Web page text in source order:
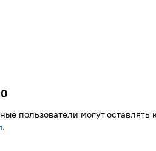
0
пользователи могут
.